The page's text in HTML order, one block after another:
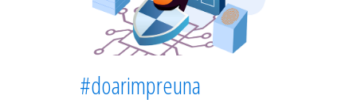
#doarimpreuna